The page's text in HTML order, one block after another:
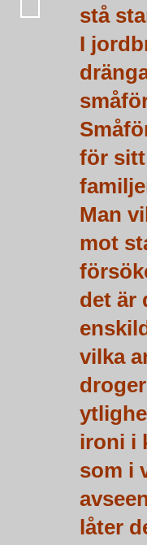
stå
I
för
Man
mot
det är
vilka
ironi i
som i
låter